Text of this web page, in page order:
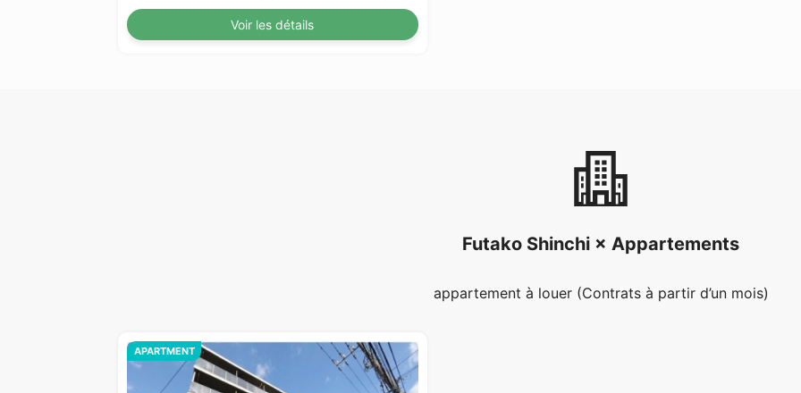
Voir les détails
Futako Shinchi × Appartements
appartement à louer (Contrats à partir d’un mois)
APARTMENT